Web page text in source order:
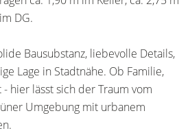
DG.
Bausubstanz, liebevolle Details,
Lage in Stadtnähe. Ob Familie,
hier lässt sich der Traum vom
Umgebung mit urbanem